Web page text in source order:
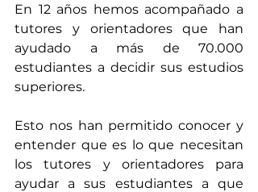
En 12 años hemos acompañado a
tutores y orientadores que han
ayudado a más de 70.000
estudiantes a decidir sus estudios
superiores.
Esto nos han permitido conocer y
entender que es lo que necesitan
los tutores y orientadores para
ayudar a sus estudiantes a que